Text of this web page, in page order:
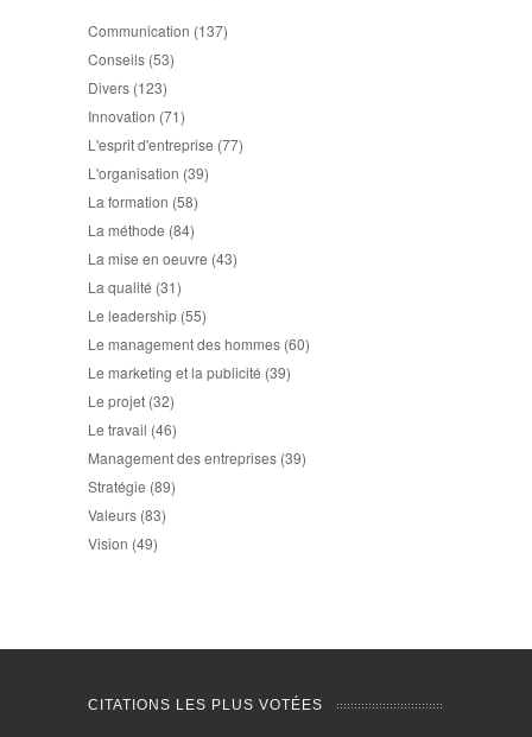
Communication (137)
Conseils (53)
Divers (123)
Innovation (71)
L'esprit d'entreprise (77)
L'organisation (39)
La formation (58)
La méthode (84)
La mise en oeuvre (43)
La qualité (31)
Le leadership (55)
Le management des hommes (60)
Le marketing et la publicité (39)
Le projet (32)
Le travail (46)
Management des entreprises (39)
Stratégie (89)
Valeurs (83)
Vision (49)
CITATIONS LES PLUS VOTÉES